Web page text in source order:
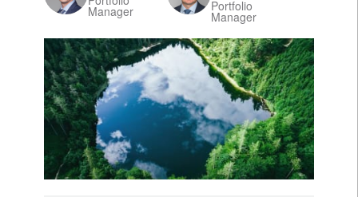
Manager
Portfolio
Manager